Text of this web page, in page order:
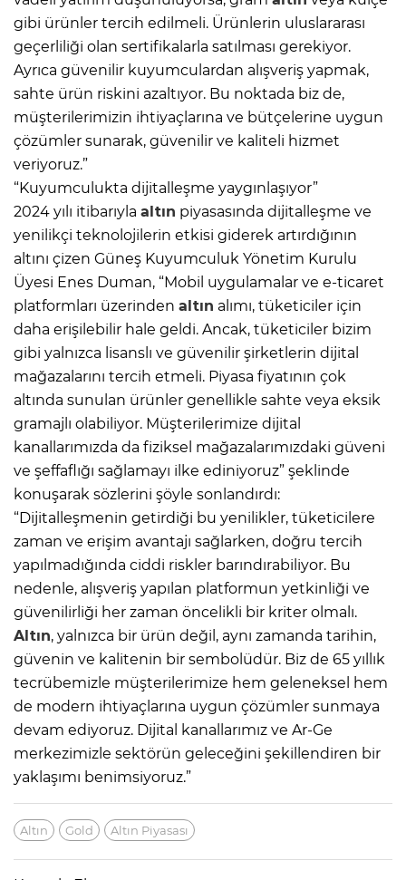
gibi ürünler tercih edilmeli. Ürünlerin uluslararası
geçerliliği olan sertifikalarla satılması gerekiyor.
Ayrıca güvenilir kuyumculardan alışveriş yapmak,
sahte ürün riskini azaltıyor. Bu noktada biz de,
müşterilerimizin ihtiyaçlarına ve bütçelerine uygun
çözümler sunarak, güvenilir ve kaliteli hizmet
veriyoruz.”
“Kuyumculukta dijitalleşme yaygınlaşıyor”
2024 yılı itibarıyla altın piyasasında dijitalleşme ve
yenilikçi teknolojilerin etkisi giderek artırdığının
altını çizen Güneş Kuyumculuk Yönetim Kurulu
Üyesi Enes Duman, “Mobil uygulamalar ve e-ticaret
platformları üzerinden altın alımı, tüketiciler için
daha erişilebilir hale geldi. Ancak, tüketiciler bizim
gibi yalnızca lisanslı ve güvenilir şirketlerin dijital
mağazalarını tercih etmeli. Piyasa fiyatının çok
altında sunulan ürünler genellikle sahte veya eksik
gramajlı olabiliyor. Müşterilerimize dijital
kanallarımızda da fiziksel mağazalarımızdaki güveni
ve şeffaflığı sağlamayı ilke ediniyoruz” şeklinde
konuşarak sözlerini şöyle sonlandırdı:
“Dijitalleşmenin getirdiği bu yenilikler, tüketicilere
zaman ve erişim avantajı sağlarken, doğru tercih
yapılmadığında ciddi riskler barındırabiliyor. Bu
nedenle, alışveriş yapılan platformun yetkinliği ve
güvenilirliği her zaman öncelikli bir kriter olmalı.
Altın, yalnızca bir ürün değil, aynı zamanda tarihin,
güvenin ve kalitenin bir sembolüdür. Biz de 65 yıllık
tecrübemizle müşterilerimize hem geleneksel hem
de modern ihtiyaçlarına uygun çözümler sunmaya
devam ediyoruz. Dijital kanallarımız ve Ar-Ge
merkezimizle sektörün geleceğini şekillendiren bir
yaklaşımı benimsiyoruz.”
Altın Gold Altın Piyasası